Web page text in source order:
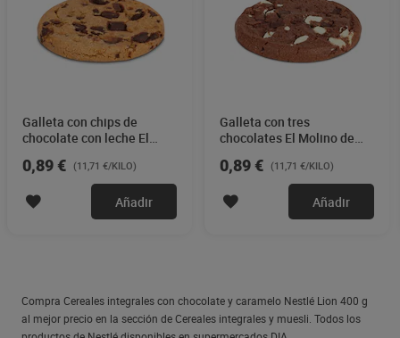
Galleta con chips de
chocolate con leche El
0,89 € (11,71 €/KILO)
Añadir
Galleta con tres
chocolates El Molino de
0,89 € (11,71 €/KILO)
Añadir
Compra Cereales integrales con chocolate y caramelo Nestlé Lion 400 g
al mejor precio en la sección de Cereales integrales y muesli. Todos los